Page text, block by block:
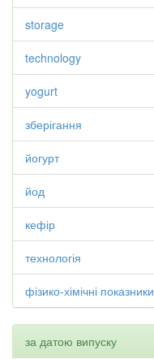
storage
technology
yogurt
зберігання
йогурт
йод
кефір
технологія
фізико-хімічні показники
за датою випуску